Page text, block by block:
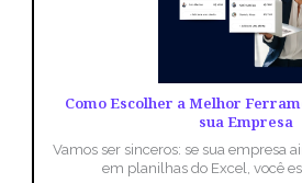
Como Escolher a Melhor
sua Empresa
Vamos ser sinceros: se sua empresa
em planilhas do Excel, você